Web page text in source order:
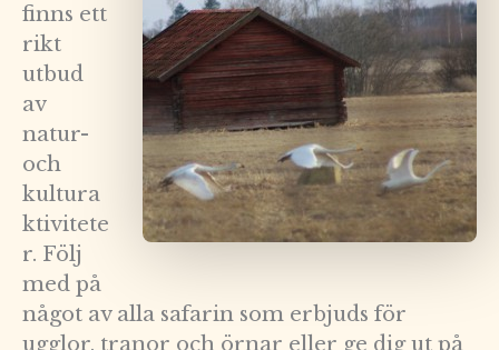
finns ett
rikt
utbud
av
natur-
och
kultura
ktivitete
r. Följ
med på
något av alla safarin som erbjuds för
ugglor, tranor och örnar eller ge dig ut på